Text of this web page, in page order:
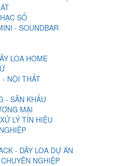
SỐ
- SOUNDBAR
LOA HOME
- NỘI THẤT
- SÂN KHẤU
MẠI
LÝ TÍN HIỆU
- DÂY LOA DỰ ÁN
NGHIỆP